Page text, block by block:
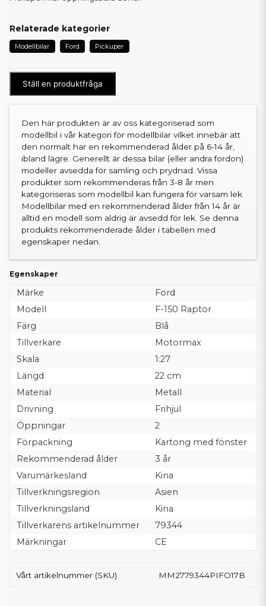
Relaterade kategorier
Modellbilar Ford Pickuper
Ställ en produktfråga
Den här produkten är av oss kategoriserad som
modellbil i vår kategori för modellbilar vilket innebär att
den normalt har en rekommenderad ålder på 6-14 år,
ibland lägre. Generellt är dessa bilar (eller andra fordon)
modeller avsedda för samling och prydnad. Vissa
produkter som rekommenderas från 3-8 år men
kategoriseras som modellbil kan fungera för varsam lek.
Modellbilar med en rekommenderad ålder från 14 år är
alltid en modell som aldrig är avsedd för lek. Se denna
produkts rekommenderade ålder i tabellen med
egenskaper nedan.
Egenskaper
Märke
Ford
Modell
F-150 Raptor
Färg
Blå
Tillverkare
Motormax
Skala
1:27
Längd
22 cm
Material
Metall
Drivning
Frihjul
Öppningar
2
Förpackning
Kartong med fönster
Rekommenderad ålder
3 år
Varumärkesland
Kina
Tillverkningsregion
Asien
Tillverkningsland
Kina
Tillverkarens artikelnummer
79344
Märkningar
CE
Vårt artikelnummer (SKU) MM2779344PIFO17B